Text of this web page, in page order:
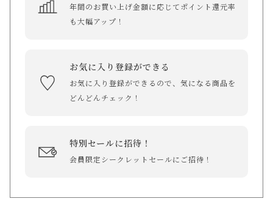
年間のお買い上げ金額に応じてポイント還元率
も大幅アップ！
お気に入り登録ができる
お気に入り登録ができるので、気になる商品を
どんどんチェック！
特別セールに招待！
会員限定シークレットセールにご招待！